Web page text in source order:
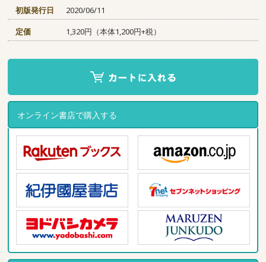
初版発行日
2020/06/11
定価
1,320円（本体1,200円+税）
オンライン書店で購入する